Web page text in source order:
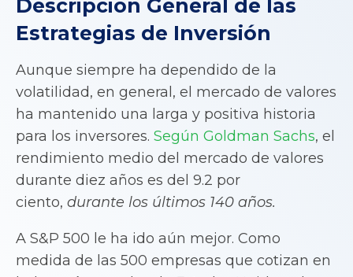
Descripción General de las
Estrategias de Inversión
Aunque siempre ha dependido de la
volatilidad, en general, el mercado de valores
ha mantenido una larga y positiva historia
para los inversores. Según Goldman Sachs, el
rendimiento medio del mercado de valores
durante diez años es del 9.2 por
ciento, durante los últimos 140 años.
A S&P 500 le ha ido aún mejor. Como
medida de las 500 empresas que cotizan en